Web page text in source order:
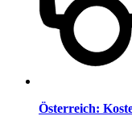
Österreich: